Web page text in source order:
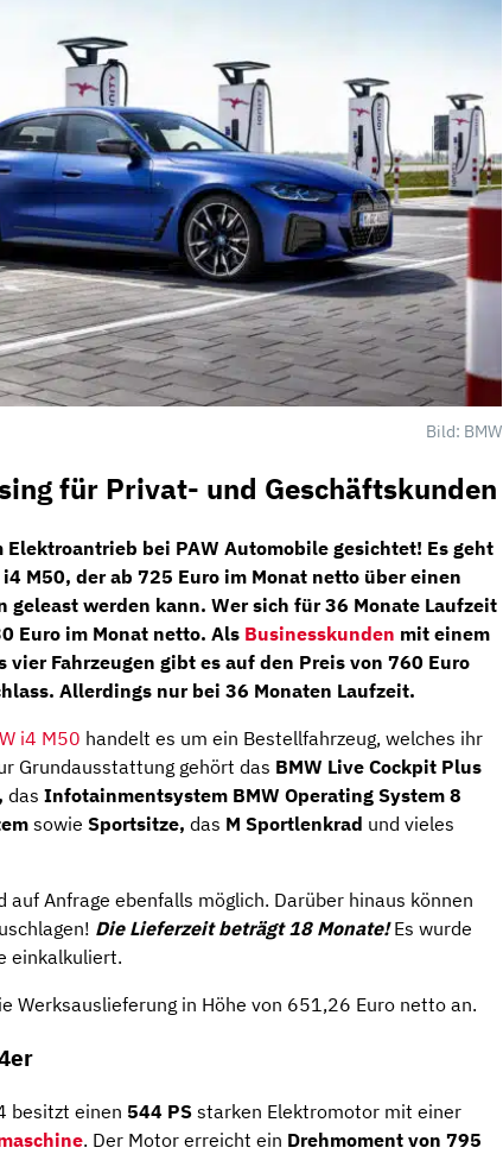
Bild: BMW
für Privat- und Geschäftskunden
Elektroantrieb bei PAW Automobile gesichtet! Es geht
i4 M50, derab 725 Euro im Monat netto über einen
geleast werden kann. Wer sich für 36 Monate Laufzeit
Euro im Monat netto. Als Businesskunden mit einem
vier Fahrzeugen gibt es auf den Preis von 760 Euro
Allerdings nur bei 36 Monaten Laufzeit.
i4 M50 handelt es um ein Bestellfahrzeug, welches ihr
Grundausstattung gehört das BMW Live Cockpit Plus
das Infotainmentsystem BMW Operating System 8
sowie Sportsitze, das M Sportlenkrad und vieles
auf Anfrage ebenfalls möglich. Darüber hinaus können
Die Lieferzeit beträgt 18 Monate!Es wurde
einkalkuliert.
Werksauslieferung in Höhe von 651,26 Euro netto an.
besitzt einen 544 PS starken Elektromotor mit einer
. Der Motor erreicht ein Drehmoment von 795